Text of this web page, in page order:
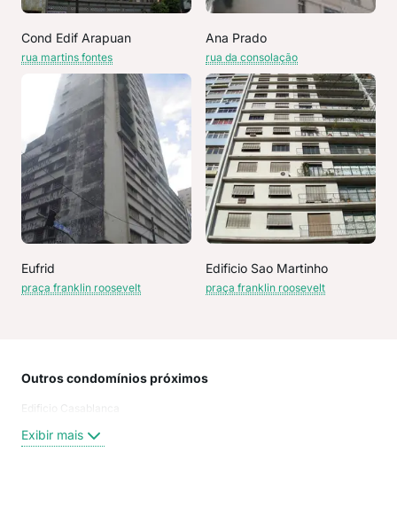
Cond Edif Arapuan
rua martins fontes
Ana Prado
rua da consolação
Eufrid
praça franklin roosevelt
Edificio Sao Martinho
praça franklin roosevelt
Outros condomínios próximos
Edificio Casablanca
Exibir mais